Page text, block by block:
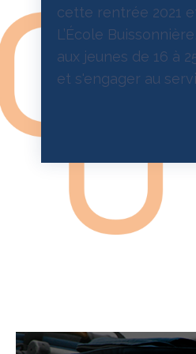
cette rentrée 2021
L’École
aux jeunes de 16 à
et s'engager au